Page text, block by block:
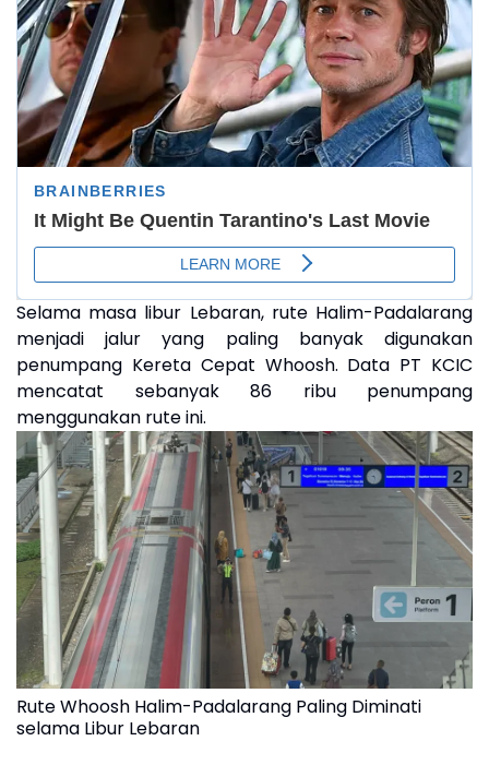
Selama masa libur Lebaran, rute Halim-Padalarang
menjadi jalur yang paling banyak digunakan
penumpang Kereta Cepat Whoosh. Data PT KCIC
mencatat sebanyak 86 ribu penumpang
menggunakan rute ini.
Rute Whoosh Halim-Padalarang Paling Diminati
selama Libur Lebaran